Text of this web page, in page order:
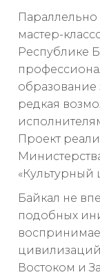
Параллельно
мастер-
Республике
образование
редкая
Проект
«Культурный
Байкал не
подобных
Востоком и